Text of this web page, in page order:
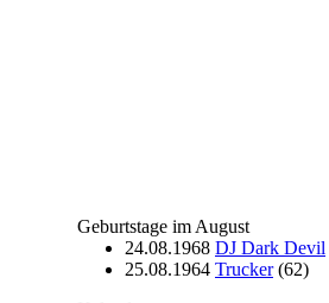
Geburtstage im August
24.08.1968 DJ Dark Devil
25.08.1964 Trucker(62)